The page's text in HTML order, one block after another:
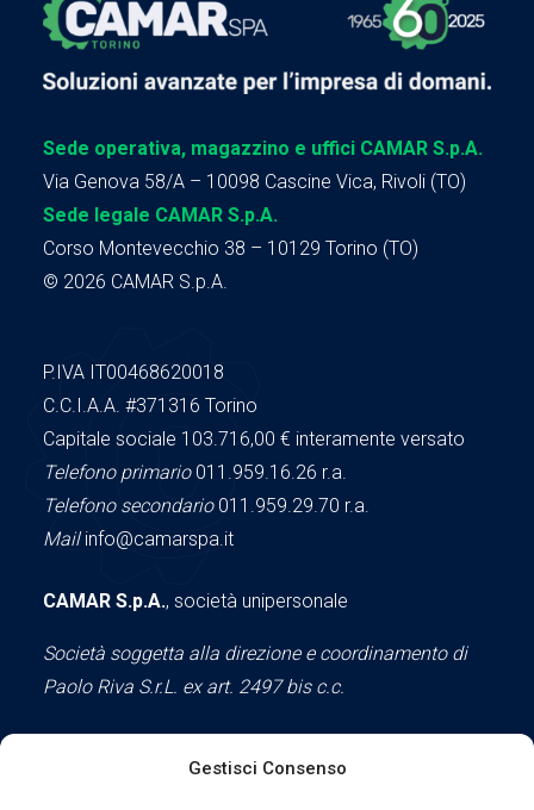
Gestisci Consenso
Sede operativa, magazzino e uffici CAMAR S.p.A.
Via Genova 58/A – 10098 Cascine Vica, Rivoli (TO)
Sede legale CAMAR S.p.A.
Corso Montevecchio 38 – 10129 Torino (TO)
© 2026 CAMAR S.p.A.
P.IVA IT00468620018
C.C.I.A.A. #371316 Torino
Capitale sociale 103.716,00 € interamente versato
Telefono primario011.959.16.26 r.a.
Telefono secondario011.959.29.70 r.a.
Mailinfo@camarspa.it
CAMAR S.p.A., società unipersonale
Società soggetta alla direzione e coordinamento di
Paolo Riva S.r.L. ex art. 2497 bis c.c.